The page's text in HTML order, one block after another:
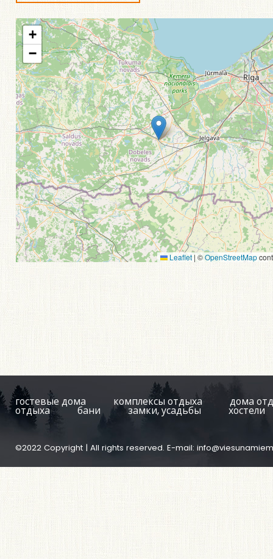
+
−
Leaflet | ©OpenStreetMap
гостевые дома комплексы отдыха дома
отдыха бани замки, усадьбы хостели
©2022 Copyright | All rights reserved. E-mail: